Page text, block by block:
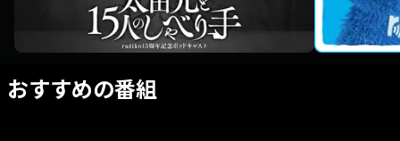
おすすめの番組